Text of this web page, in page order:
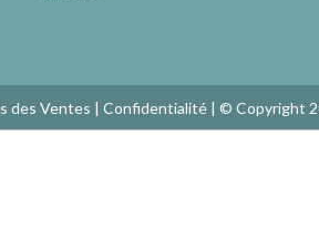
des Ventes | Confidentialité| © Copyright